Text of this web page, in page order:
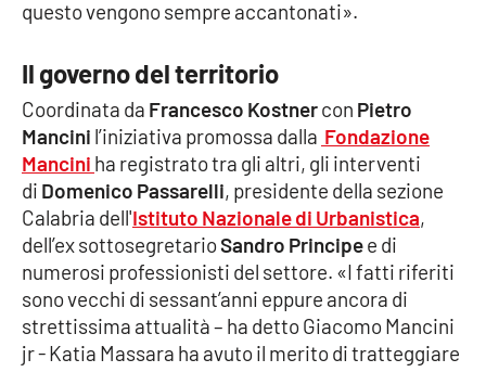
EDIZIONI
LOCALI
Catanzaro
Crotone
Vibo Valentia
Reggio Calabria
Cosenza
questo vengono sempre accantonati».
Il governo del territorio
Coordinata da Francesco Kostnercon Pietro
Mancini l’iniziativa promossa dalla Fondazione
Mancini ha registrato tra gli altri, gli interventi
di Domenico Passarelli, presidente della sezione
Calabria dell'Istituto Nazionale di Urbanistica,
dell’ex sottosegretarioSandro Principee di
numerosi professionisti del settore. «I fatti riferiti
sono vecchi di sessant’anni eppure ancora di
strettissima attualità – ha detto Giacomo Mancini
jr - Katia Massara ha avuto il merito di tratteggiare